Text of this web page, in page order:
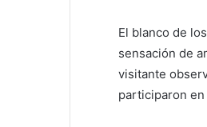
El blanco de
sensación de
visitante
participaron